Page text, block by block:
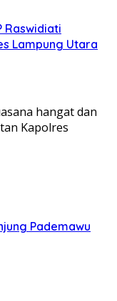
Raswidiati
Lampung Utara
hangat dan
Kapolres
Pademawu